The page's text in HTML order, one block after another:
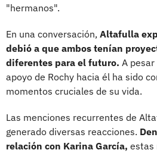
"hermanos".
En una conversación, Altafulla
debió a que ambos tenían
diferentes para el futuro. A
apoyo de Rochy hacia él ha sido
momentos cruciales de su vida.
Las menciones recurrentes de
generado diversas reacciones.
relación con Karina García, estas